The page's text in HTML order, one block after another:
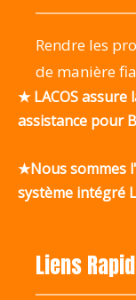
Rendre les
de manière
★ LACOS assure
assistance pour
★Nous sommes
système intégré
Liens